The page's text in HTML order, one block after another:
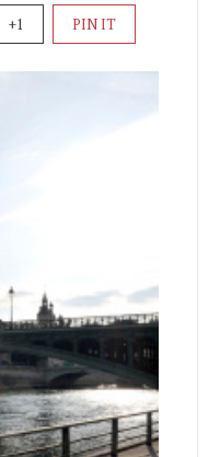
+1 PIN IT